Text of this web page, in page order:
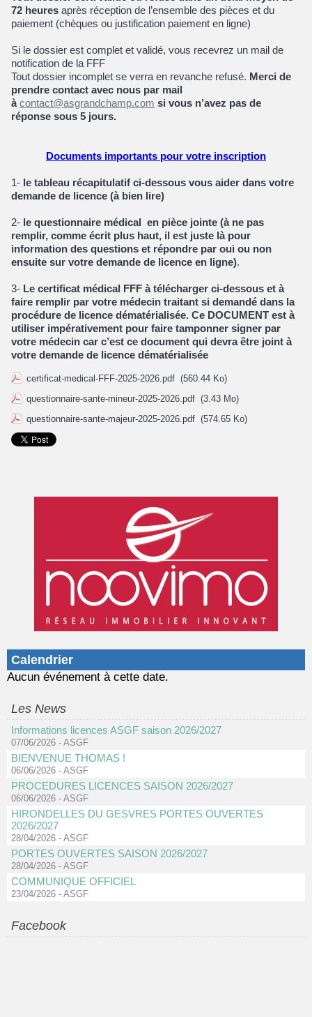
72 heures après réception de l’ensemble des pièces et du
paiement (chèques ou justification paiement en ligne)
Si le dossier est complet et validé, vous recevrez un mail de
notification de la FFF
Tout dossier incomplet se verra en revanche refusé. Merci de
prendre contact avec nous par mail
à contact@asgrandchamp.com si vous n’avez pas de
réponse sous 5 jours.
Documents importants pour votre inscription
1- le tableau récapitulatif ci-dessous vous aider dans votre
demande de licence (à bien lire)
2- le questionnaire médical en pièce jointe (à ne pas
remplir, comme écrit plus haut, il est juste là pour
information des questions et répondre par oui ou non
ensuite sur votre demande de licence en ligne).
3- Le certificat médical FFF à télécharger ci-dessous et à
faire remplir par votre médecin traitant si demandé dans la
procédure de licence dématérialisée. Ce DOCUMENT est à
utiliser impérativement pour faire tamponner signer par
votre médecin car c’est ce document qui devra être joint à
votre demande de licence dématérialisée
certificat-medical-FFF-2025-2026.pdf (560.44 Ko)
questionnaire-sante-mineur-2025-2026.pdf (3.43 Mo)
questionnaire-sante-majeur-2025-2026.pdf (574.65 Ko)
Calendrier
Aucun événement à cette date.
Les News
Informations licences ASGF saison 2026/2027
07/06/2026 - ASGF
BIENVENUE THOMAS !
06/06/2026 - ASGF
PROCEDURES LICENCES SAISON 2026/2027
06/06/2026 - ASGF
HIRONDELLES DU GESVRES PORTES OUVERTES
2026/2027
28/04/2026 - ASGF
PORTES OUVERTES SAISON 2026/2027
28/04/2026 - ASGF
COMMUNIQUE OFFICIEL
23/04/2026 - ASGF
Facebook